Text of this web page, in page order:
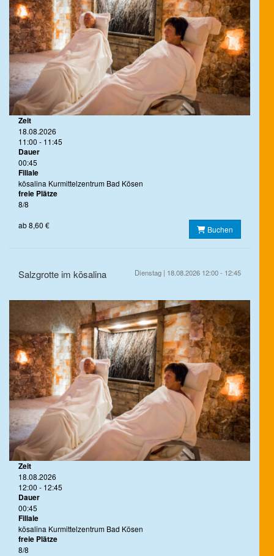
Zeit
18.08.2026
11:00 - 11:45
Dauer
00:45
Filiale
kösalina Kurmittelzentrum Bad Kösen
freie Plätze
8/8
ab 8,60 €
Buchen
Salzgrotte im kösalina Dienstag | 18.08.2026 12:00 - 12:45
Zeit
18.08.2026
12:00 - 12:45
Dauer
00:45
Filiale
kösalina Kurmittelzentrum Bad Kösen
freie Plätze
8/8